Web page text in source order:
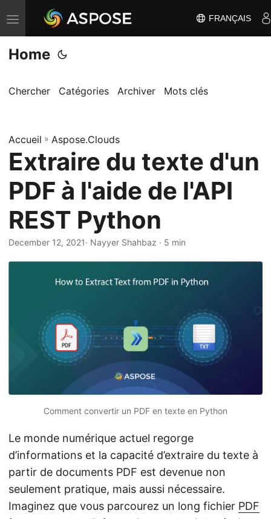
B
a
s
u
r
l
a
n
v
i
g
FRANÇAIS
Home
Chercher Catégories Archiver Mots clés
Accueil » Aspose.Clouds
Extraire du texte d'un
PDF à l'aide de l'API
REST Python
December 12, 2021· Nayyer Shahbaz · 5 min
Comment convertir un PDF en texte en Python
Le monde numérique actuel regorge
d’informations et la capacité d’extraire du texte à
partir de documents PDF est devenue non
seulement pratique, mais aussi nécessaire.
Imaginez que vous parcourez un long fichier PDF